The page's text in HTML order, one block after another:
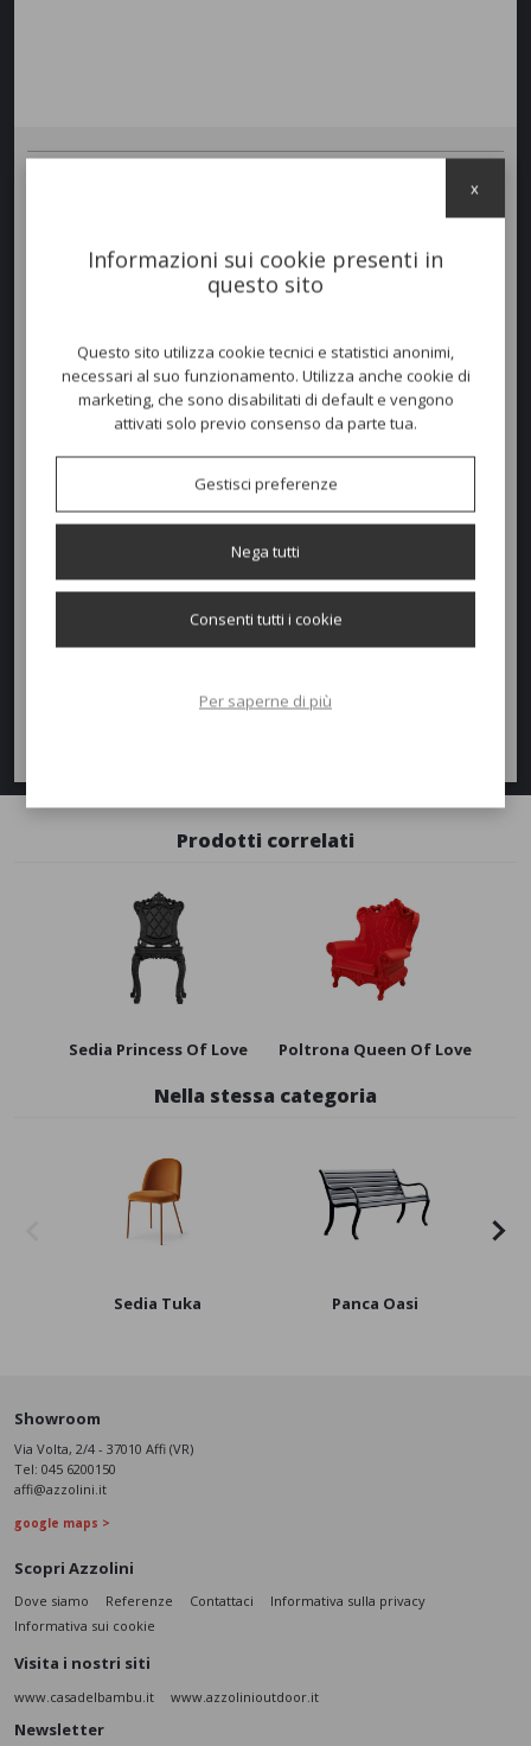
filosofia di lettering. Amore è in grado di donare un forte impatto
Disponibileanche nella versione laccata.
Larghezza:145cm
Profondità: 38cm
Peso:18kg
Richiedi un preventivo
Quantità
Prodotti correlati
Sedia Princess Of Love Poltrona Queen Of Love
Nella stessa categoria
Sedia Tuka Panca Oasi
Showroom
Via Volta, 2/4 - 37010 Affi (VR)
Tel: 045 6200150
affi@azzolini.it
google maps >
Scopri Azzolini
Dove siamo Referenze Contattaci
Informativa sulla privacy
Informativa sui cookie
Visita i nostri siti
www.casadelbambu.it www.azzolinioutdoor.it
Newsletter
Informazioni sui cookie presenti in
questo sito
Questo sito utilizza cookie tecnici e statistici anonimi,
necessari al suo funzionamento. Utilizza anche cookie di
marketing, che sono disabilitati di default e vengono
attivati solo previo consenso da parte tua.
Gestisci preferenze
Nega tutti
Consenti tutti i cookie
Per saperne di più
x